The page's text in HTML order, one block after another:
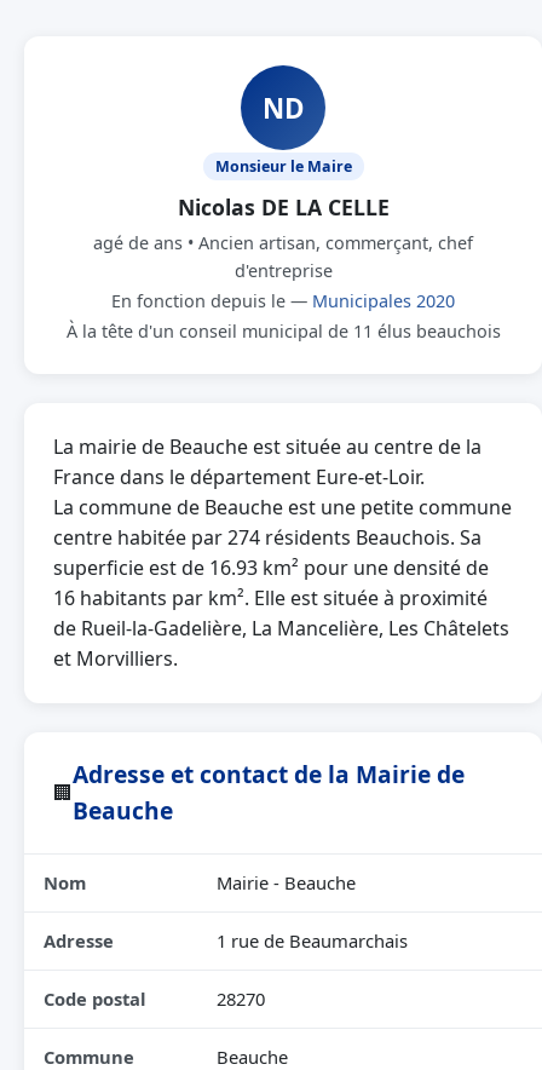
ND
Monsieur le Maire
Nicolas DE LA CELLE
agé de ans • Ancien artisan, commerçant, chef
d'entreprise
En fonction depuis le — Municipales 2020
À la tête d'un conseil municipal de 11 élus beauchois
La mairie de Beauche est située au centre de la
France dans le département Eure-et-Loir.
La commune de Beauche est une petite commune
centre habitée par 274 résidents Beauchois. Sa
superficie est de 16.93 km² pour une densité de
16 habitants par km². Elle est située à proximité
de Rueil-la-Gadelière, La Mancelière, Les Châtelets
et Morvilliers.
🏢
Adresse et contact de la Mairie de
Beauche
Nom Mairie - Beauche
Adresse 1 rue de Beaumarchais
Code postal 28270
Commune Beauche